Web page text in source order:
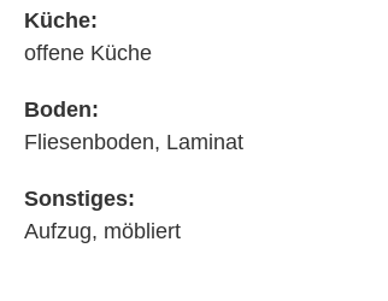
Küche:
offene Küche
Boden:
Fliesenboden, Laminat
Sonstiges:
Aufzug, möbliert